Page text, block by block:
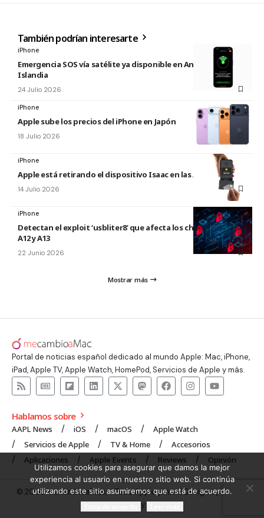
También podrían interesarte
iPhone
Emergencia SOS vía satélite ya disponible en Andorra e
Islandia
24 Julio 2026
iPhone
Apple sube los precios del iPhone en Japón
18 Julio 2026
iPhone
Apple está retirando el dispositivo Isaac en las Apple Store
14 Julio 2026
iPhone
Detectan el exploit ‘usbliter8’ que afecta los chips de Apple
A12 y A13
22 Junio 2026
Mostrar más
Portal de noticias español dedicado al mundo Apple: Mac, iPhone,
iPad, Apple TV, Apple Watch, HomePod, Servicios de Apple y más.
Hablamos sobre
AAPL News iOS macOS
Apple Watch
Servicios de Apple
TV & Home
Accesorios
Aplicaciones
Apple Events Reviews Opinión
© 2008 mecambioaMac – Todo Apple y más | Design byUNXON
Agency.
Utilizamos cookies para asegurar que damos la mejor
experiencia al usuario en nuestro sitio web. Si continúa
utilizando este sitio asumiremos que está de acuerdo.